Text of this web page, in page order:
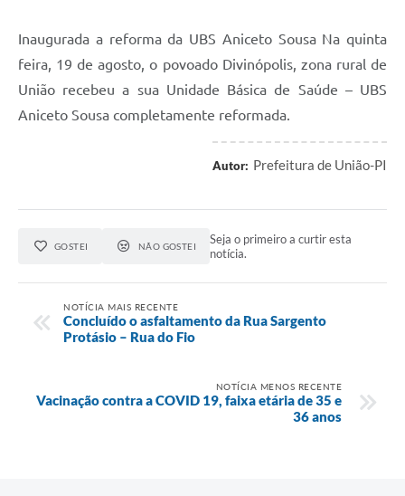
Inaugurada a reforma da UBS Aniceto Sousa Na quinta
feira, 19 de agosto, o povoado Divinópolis, zona rural de
União recebeu a sua Unidade Básica de Saúde – UBS
Aniceto Sousa completamente reformada.
Autor: Prefeitura de União-PI
GOSTEI NÃO GOSTEI
Seja o primeiro a curtir esta
notícia.
NOTÍCIA MAIS RECENTE
Concluído o asfaltamento da Rua Sargento
Protásio – Rua do Fio
NOTÍCIA MENOS RECENTE
Vacinação contra a COVID 19, faixa etária de 35 e
36 anos